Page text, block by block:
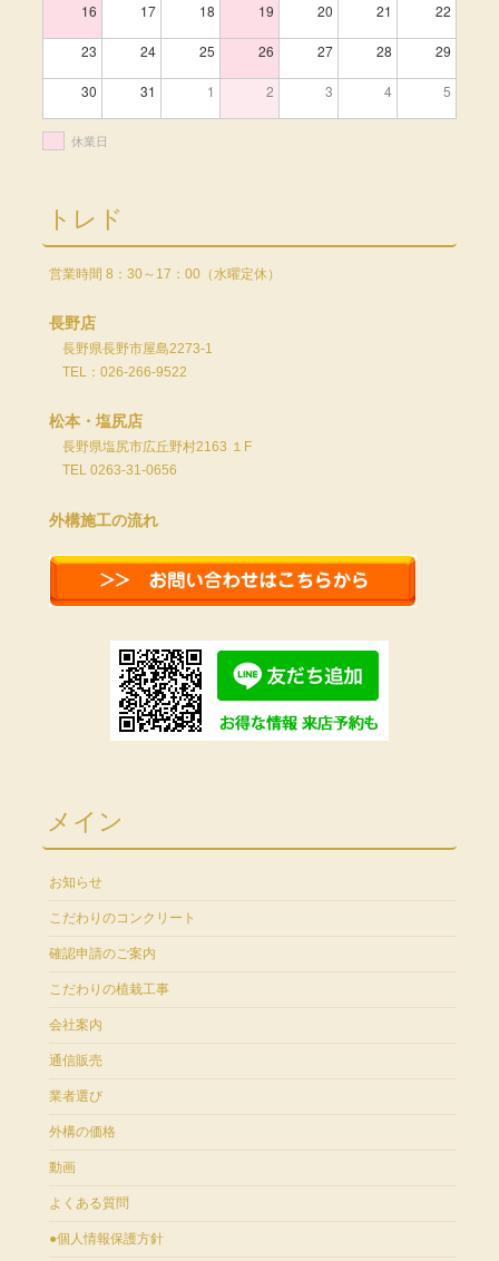
16 17 18 19 20 21 22
23 24 25 26 27 28 29
30 31 1 2 3 4 5
休業日
トレド
営業時間 8：30～17：00（水曜定休）
長野店
長野県長野市屋島2273-1
TEL：026-266-9522
松本・塩尻店
長野県塩尻市広丘野村2163 １F
TEL 0263-31-0656
外構施工の流れ
メイン
お知らせ
こだわりのコンクリート
確認申請のご案内
こだわりの植栽工事
会社案内
通信販売
業者選び
外構の価格
動画
よくある質問
●個人情報保護方針